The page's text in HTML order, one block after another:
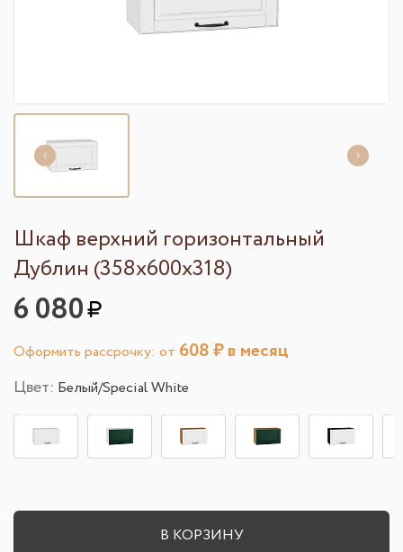
Шкаф верхний горизонтальный
Дублин (358х600х318)
6 080
Оформить рассрочку: от 608₽ в месяц
Цвет: Белый/Special White
В КОРЗИНУ